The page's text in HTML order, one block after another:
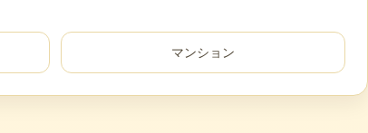
マンション